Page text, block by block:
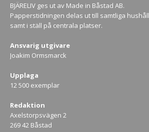
BJÄRELIV ges ut av Made in Båstad AB.
Papperstidningen delas ut till samtliga
samt i ställ på centrala platser.
Ansvarig utgivare
Joakim Ormsmarck
Upplaga
12 500 exemplar
Redaktion
Axelstorpsvägen 2
269 42 Båstad